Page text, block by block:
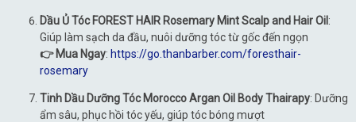
Dầu Ủ Tóc FOREST HAIR Rosemary Mint Scalp and Hair Oil:
Giúp làm sạch da đầu, nuôi dưỡng tóc từ gốc đến ngọn
👉 Mua Ngay: https://go.thanbarber.com/foresthair-
rosemary
Tinh Dầu Dưỡng Tóc Morocco Argan Oil Body Thairapy: Dưỡng
ẩm sâu, phục hồi tóc yếu, giúp tóc bóng mượt